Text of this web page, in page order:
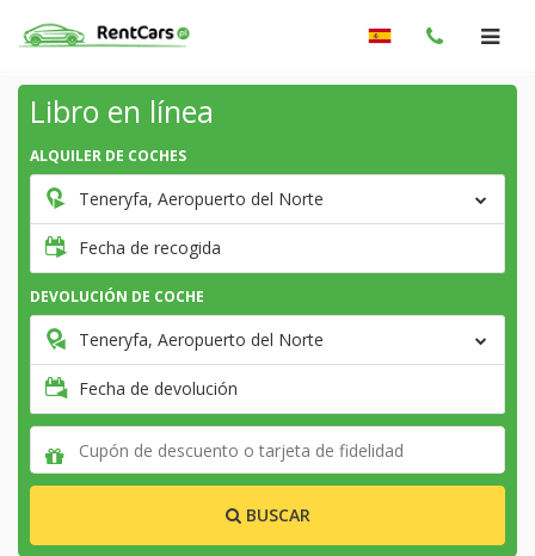
Libro en línea
ALQUILER DE COCHES
Teneryfa, Aeropuerto del Norte
Fecha de recogida
DEVOLUCIÓN DE COCHE
Teneryfa, Aeropuerto del Norte
Fecha de devolución
BUSCAR